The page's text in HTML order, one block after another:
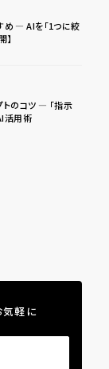
― AIを「1つに絞
】
のコツ ― 「指示
活用術
気軽に